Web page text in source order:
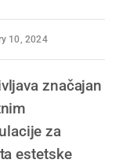
10, 2024
značajan
za
estetske